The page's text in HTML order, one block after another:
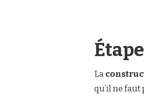
La
qu’il ne faut